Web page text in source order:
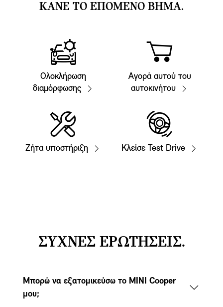
ΚΑΝΕ ΤΟ ΕΠΟΜΕΝΟ ΒΗΜΑ.
Ολοκλήρωση
διαμόρφωσης
Αγορά αυτού του
αυτοκινήτου
Ζήτα υποστήριξη Κλείσε Test Drive
ΣΥΧΝΕΣ ΕΡΩΤΗΣΕΙΣ.
Μπορώ να εξατομικεύσω το MINI Cooper
μου;